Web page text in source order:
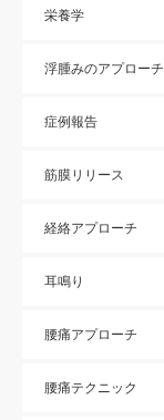
栄養学
浮腫みのアプローチ
症例報告
筋膜リリース
経絡アプローチ
耳鳴り
腰痛アプローチ
腰痛テクニック
施術メルマガ 公式LINE @